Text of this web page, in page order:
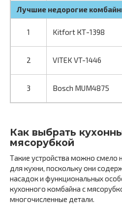
Лучшие недорогие
1 Kitfort КТ-1398
2 VITEK VT-1446
3 Bosch MUM4875
Как выбрать
мясорубкой
Такие устройства можно смело
для кухни, поскольку они
насадок и функциональных
кухонного комбайна с
многочисленные детали.